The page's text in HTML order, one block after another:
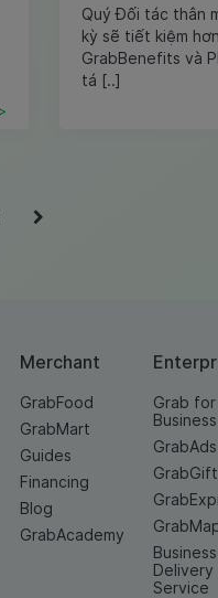
Quý Đối tác thân
kỳ sẽ tiết kiệm
GrabBenefits và
tá [..]
Merchant
GrabFood
GrabMart
Guides
Financing
Blog
GrabAcademy
Grab for
Business
GrabAds
Business
Delivery
Service